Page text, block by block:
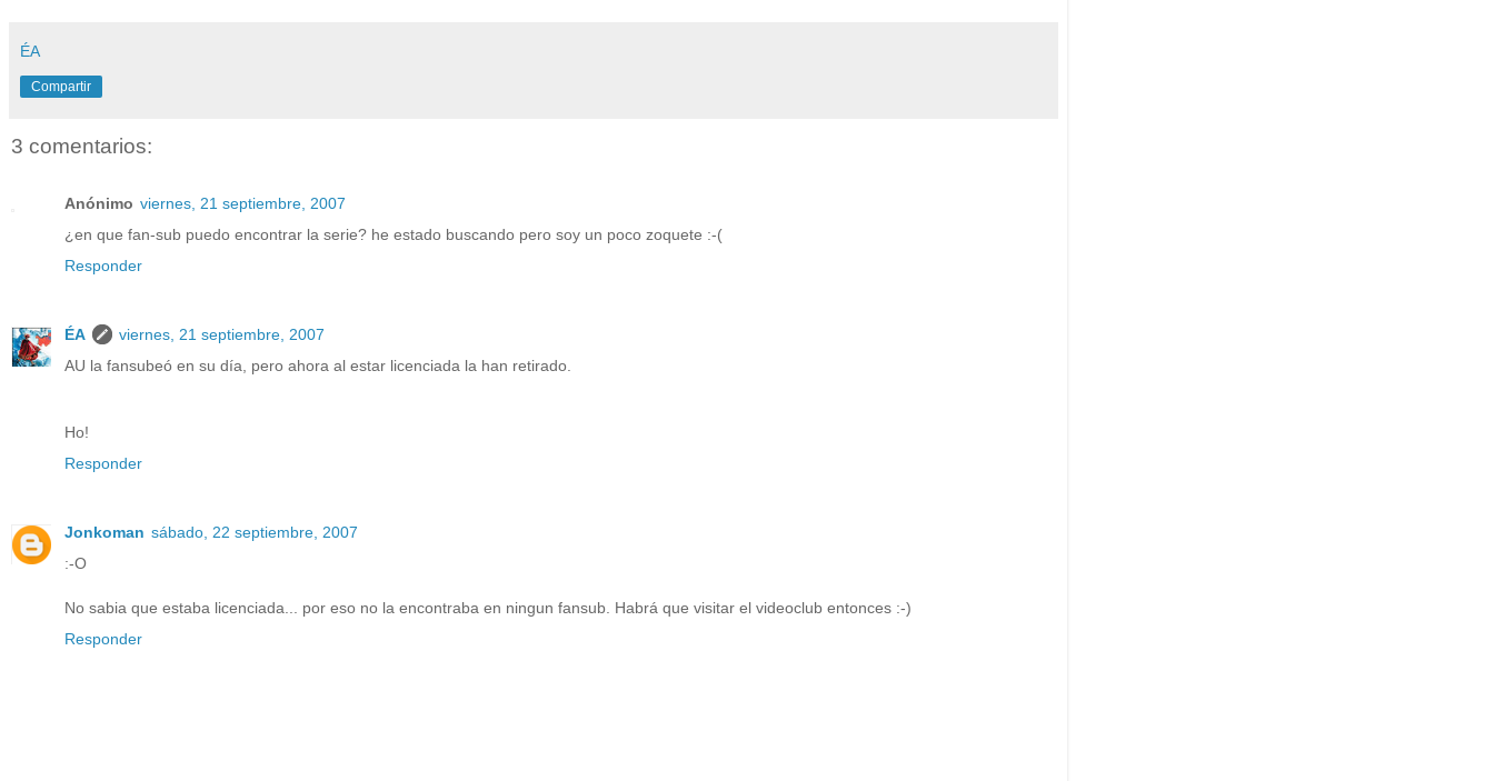
ÉA
Compartir
3 comentarios:
Anónimo viernes, 21 septiembre, 2007
¿en que fan-sub puedo encontrar la serie? he estado buscando pero soy un poco zoquete :-(
Responder
ÉA
viernes, 21 septiembre, 2007
AU la fansubeó en su día, pero ahora al estar licenciada la han retirado.
Ho!
Responder
Jonkoman sábado, 22 septiembre, 2007
:-O
No sabia que estaba licenciada... por eso no la encontraba en ningun fansub. Habrá que visitar el videoclub entonces :-)
Responder